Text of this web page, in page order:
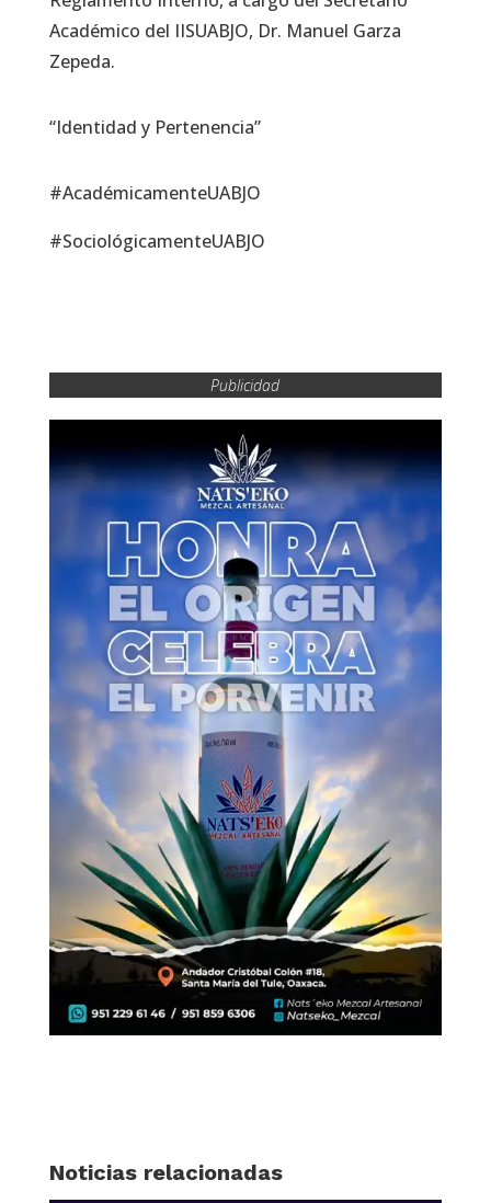
Académico del IISUABJO, Dr. Manuel Garza
Zepeda.
“Identidad y Pertenencia”
#AcadémicamenteUABJO
#SociológicamenteUABJO
Publicidad
Noticias relacionadas